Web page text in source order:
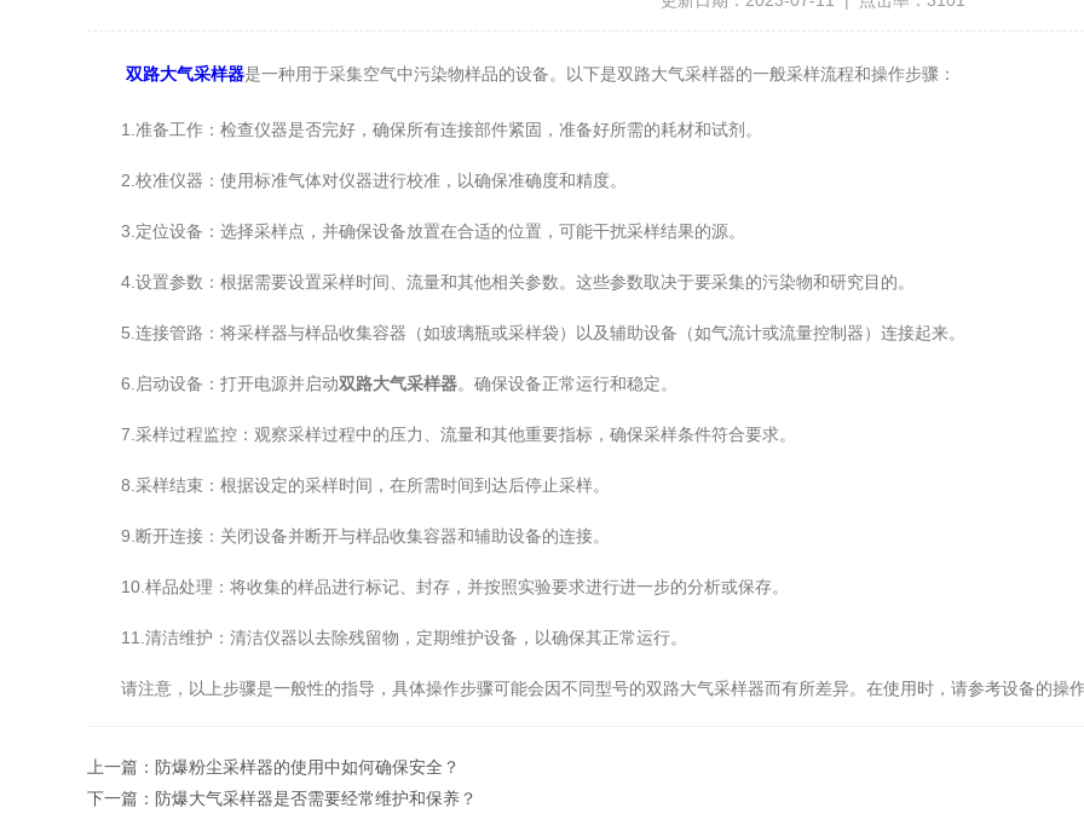
双路大气采样器是一种用于采集空气中污染物样品的设备。以下是双路大气采样器的一般采样流程和操作步骤：
1.准备工作：检查仪器是否完好，确保所有连接部件紧固，准备好所需的耗材和试剂。
2.校准仪器：使用标准气体对仪器进行校准，以确保准确度和精度。
3.定位设备：选择采样点，并确保设备放置在合适的位置，可能干扰采样结果的源。
4.设置参数：根据需要设置采样时间、流量和其他相关参数。这些参数取决于要采集的污染物和研究目的。
5.连接管路：将采样器与样品收集容器（如玻璃瓶或采样袋）以及辅助设备（如气流计或流量控制器）连接起来。
6.启动设备：打开电源并启动双路大气采样器。确保设备正常运行和稳定。
7.采样过程监控：观察采样过程中的压力、流量和其他重要指标，确保采样条件符合要求。
8.采样结束：根据设定的采样时间，在所需时间到达后停止采样。
9.断开连接：关闭设备并断开与样品收集容器和辅助设备的连接。
10.样品处理：将收集的样品进行标记、封存，并按照实验要求进行进一步的分析或保存。
11.清洁维护：清洁仪器以去除残留物，定期维护设备，以确保其正常运行。
请注意，以上步骤是一般性的指导，具体操作步骤可能会因不同型号的双路大气采样器而有所差异。在使用时，请参考设备的操
上一篇： 防爆粉尘采样器的使用中如何确保安全？
下一篇： 防爆大气采样器是否需要经常维护和保养？